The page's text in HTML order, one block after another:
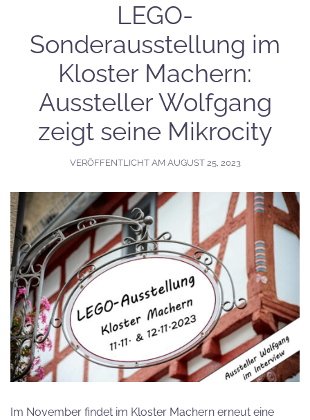
LEGO-
Sonderausstellung im
Kloster Machern:
Aussteller Wolfgang
zeigt seine Mikrocity
VERÖFFENTLICHT AM AUGUST 25, 2023
Im November findet im Kloster Machern erneut eine